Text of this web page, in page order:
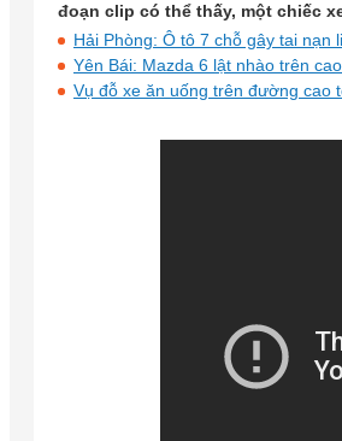
đoạn clip có thể thấy, một chiếc
Hải Phòng: Ô tô 7 chỗ gây tai
Yên Bái: Mazda 6 lật nhào trên
Vụ đỗ xe ăn uống trên đường cao